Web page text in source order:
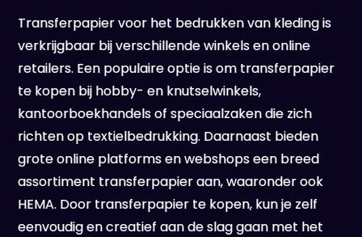
Transferpapier voor het bedrukken van kleding is
verkrijgbaar bij verschillende winkels en online
retailers. Een populaire optie is om transferpapier
te kopen bij hobby- en knutselwinkels,
kantoorboekhandels of speciaalzaken die zich
richten op textielbedrukking. Daarnaast bieden
grote online platforms en webshops een breed
assortiment transferpapier aan, waaronder ook
HEMA. Door transferpapier te kopen, kun je zelf
eenvoudig en creatief aan de slag gaan met het